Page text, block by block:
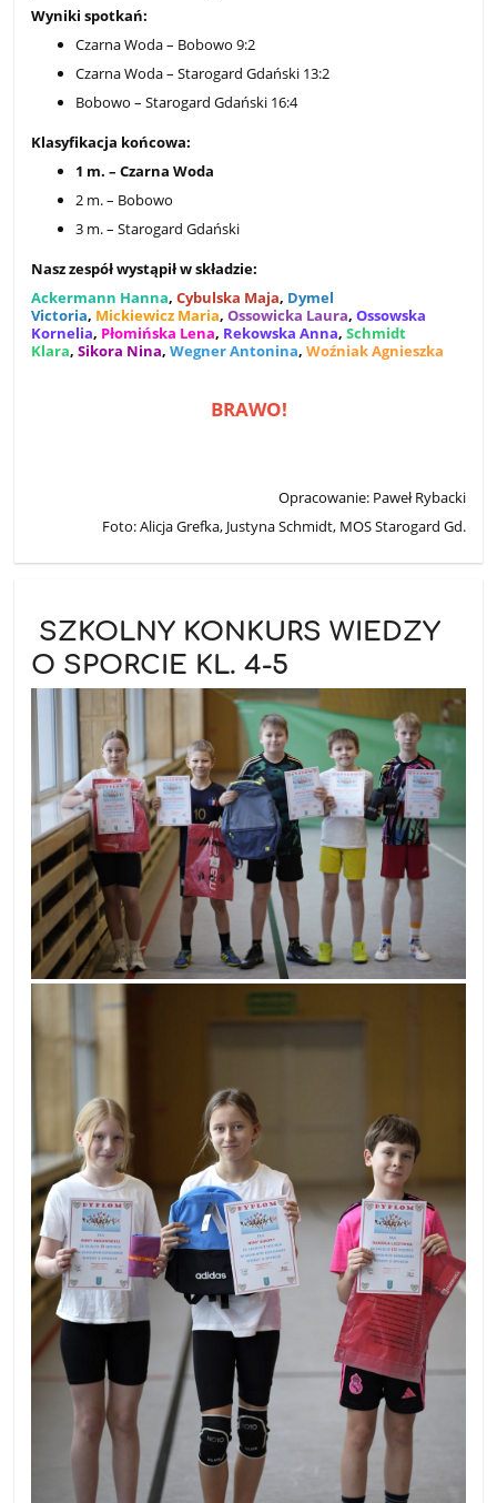
Wyniki spotkań:
Czarna Woda – Bobowo 9:2
Czarna Woda – Starogard Gdański 13:2
Bobowo – Starogard Gdański 16:4
Klasyfikacja końcowa:
1 m. – Czarna Woda
2 m. – Bobowo
3 m. – Starogard Gdański
Nasz zespół wystąpił w składzie:
Ackermann Hanna,Cybulska Maja, Dymel
Victoria, Mickiewicz Maria,Ossowicka Laura,Ossowska
Kornelia, Płomińska Lena, Rekowska Anna,Schmidt
Klara,Sikora Nina,Wegner Antonina,Woźniak Agnieszka
BRAWO!
Opracowanie: Paweł Rybacki
Foto: Alicja Grefka, Justyna Schmidt, MOS Starogard Gd.
SZKOLNY KONKURS WIEDZY
O SPORCIE KL. 4-5